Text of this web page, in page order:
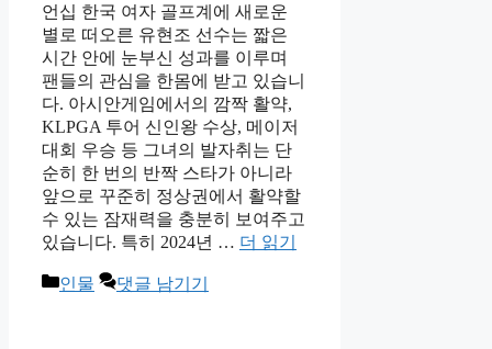
언십 한국 여자 골프계에 새로운
별로 떠오른 유현조 선수는 짧은
시간 안에 눈부신 성과를 이루며
팬들의 관심을 한몸에 받고 있습니
다. 아시안게임에서의 깜짝 활약,
KLPGA 투어 신인왕 수상, 메이저
대회 우승 등 그녀의 발자취는 단
순히 한 번의 반짝 스타가 아니라
앞으로 꾸준히 정상권에서 활약할
수 있는 잠재력을 충분히 보여주고
있습니다. 특히 2024년 … 더 읽기
카
인물 댓글 남기기